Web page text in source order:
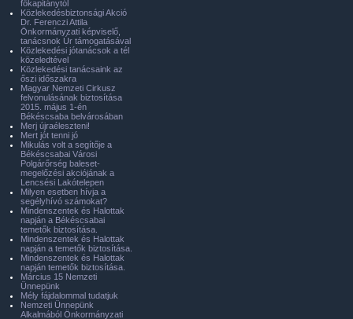
főkapitánytól
Közlekedésbiztonsági Akció
Dr. Ferenczi Attila
Önkormányzati képviselő,
tanácsnok Úr támogatásával
Közlekedési jótanácsok a tél
közeledtével
Közlekedési tanácsaink az
őszi időszakra
Magyar Nemzeti Cirkusz
felvonulásának biztosítása
2015. május 1-én
Békéscsaba belvárosában
Merj újraéleszteni!
Mert jót tenni jó
Mikulás volt a segítője a
Békéscsabai Városi
Polgárőrség baleset-
megelőzési akciójának a
Lencsési Lakótelepen
Milyen esetben hívja a
segélyhívó számokat?
Mindenszentek és Halottak
napján a Békéscsabai
temetők biztosítása.
Mindenszentek és Halottak
napján a temetők biztosítása.
Mindenszentek és Halottak
napján temetők biztosítása.
Március 15 Nemzeti
Ünnepünk
Mély fájdalommal tudatjuk
Nemzeti Ünnepünk
Alkalmából Önkormányzati